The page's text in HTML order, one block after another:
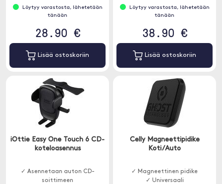
Löytyy varastosta, lähetetään
tänään
28.90 €
Lisää ostoskoriin
Löytyy varastosta, lähetetään
tänään
38.90 €
Lisää ostoskoriin
iOttie Easy One Touch 6 CD-
koteloasennus
✓ Asennetaan auton CD-
soittimeen
Celly Magneettipidike
Koti/Auto
✓ Magneettinen pidike
✓ Universaali